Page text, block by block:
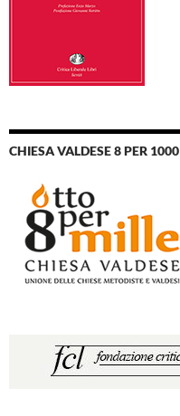
CHIESA VALDESE 8 PER 1000